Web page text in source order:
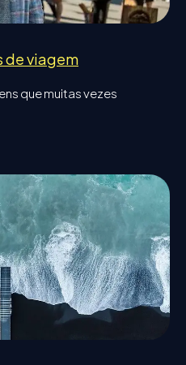
de viagem
que muitas vezes